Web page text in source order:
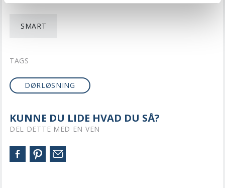
SMART
TAGS
DØRLØSNING
KUNNE DU LIDE HVAD DU SÅ?
DEL DETTE MED EN VEN